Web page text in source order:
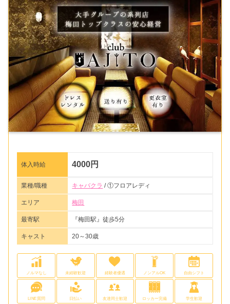
体入時給 4000円
業種/職種 キャバクラ / ①フロアレディ
エリア 梅田
最寄駅 『梅田駅』徒歩5分
キャスト 20～30歳
ノルマなし 未経験歓迎 経験者優遇 ノンアルOK 自由シフト
LINE質問 日払い 友達同士歓迎 ロッカー完備 学生歓迎